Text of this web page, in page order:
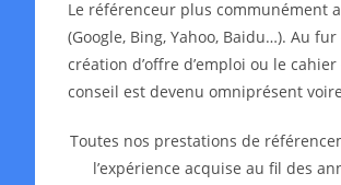
Le référenceur plus communément
(Google, Bing, Yahoo, Baidu…). Au
création d’offre d’emploi ou le
conseil est devenu omniprésent
Toutes nos prestations de
l’expérience acquise au fil des